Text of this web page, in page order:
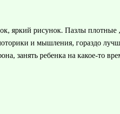
яркий рисунок. Пазлы плотные
и мышления, гораздо
занять ребенка на какое-то